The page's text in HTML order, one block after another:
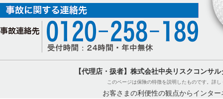
【代理店・扱者】株式会社中央リスクコンサ
このページは保険の特徴を説明したものです。詳
お客さまの利便性の観点からインタ